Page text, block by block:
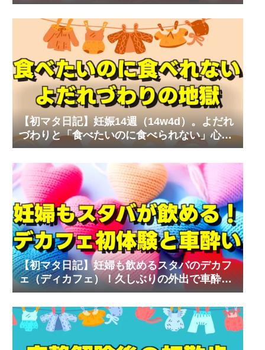
なマタニティワンピ
【初マタ日記】妊娠14週（14w4d）。よだれ
づわりと「食べたいのに食べられない」心の
叫び
【初マタ日記】妊婦も飲めるスタバのデカフ
ェ（ディカフェ）！久しぶりの外出で車酔い
の試練